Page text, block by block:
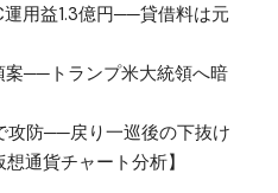
用益1.3億円──貸借料は元
案──トランプ米大統領へ暗
攻防──戻り一巡後の下抜け
通貨チャート分析】